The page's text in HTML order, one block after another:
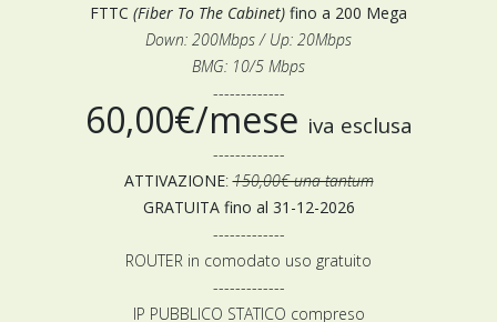
FTTC (Fiber To The Cabinet) fino a 200 Mega
Down: 200Mbps / Up: 20Mbps
BMG: 10/5 Mbps
-------------
60,00€/mese iva esclusa
-------------
ATTIVAZIONE:150,00€ una tantum
GRATUITA fino al 31-12-2026
-------------
ROUTER in comodato uso gratuito
-------------
IP PUBBLICO STATICO compreso